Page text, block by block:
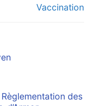
Next
Vaccination
des